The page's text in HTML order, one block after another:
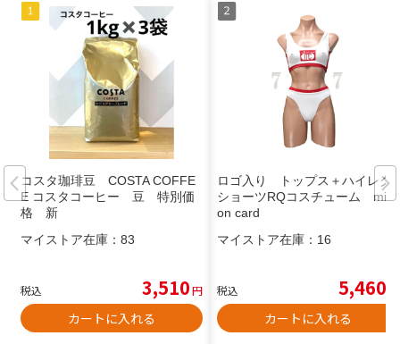
コスタ珈琲豆 COSTA COFFE
E コスタコーヒー 豆 特別価
格 新
マイストア在庫： 83
税込 3,510円
カートに入れる
ロゴ入り トップス＋ハイレグ
ショーツRQコスチューム milli
on card
マイストア在庫： 16
税込 5,460
カートに入れる